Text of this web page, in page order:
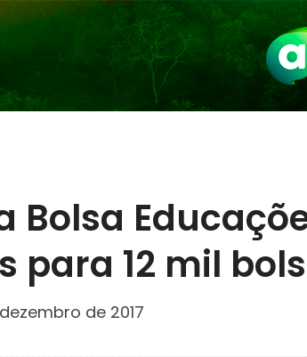
Bolsa
para 12 mil
de 2017